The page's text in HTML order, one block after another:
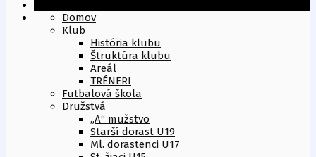
Domov
Klub
História klubu
Štruktúra klubu
Areál
TRÉNERI
Futbalová škola
Družstvá
„A“ mužstvo
Starší dorast U19
Ml. dorastenci U17